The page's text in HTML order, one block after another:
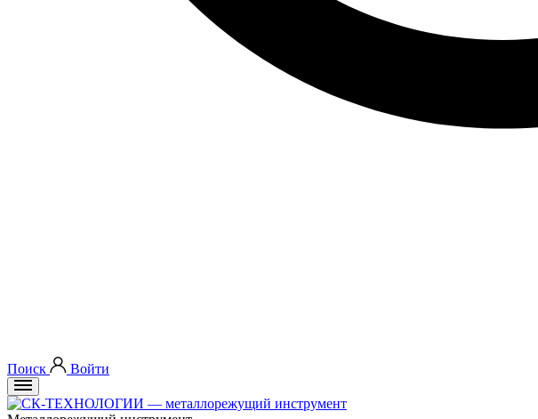
Поиск Войти